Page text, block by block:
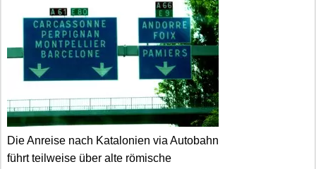
Die Anreise nach Katalonien via Autobahn
führt teilweise über alte römische